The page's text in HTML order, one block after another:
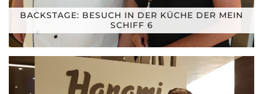
BACKSTAGE: BESUCH IN DER KÜCHE DER MEIN
SCHIFF 6